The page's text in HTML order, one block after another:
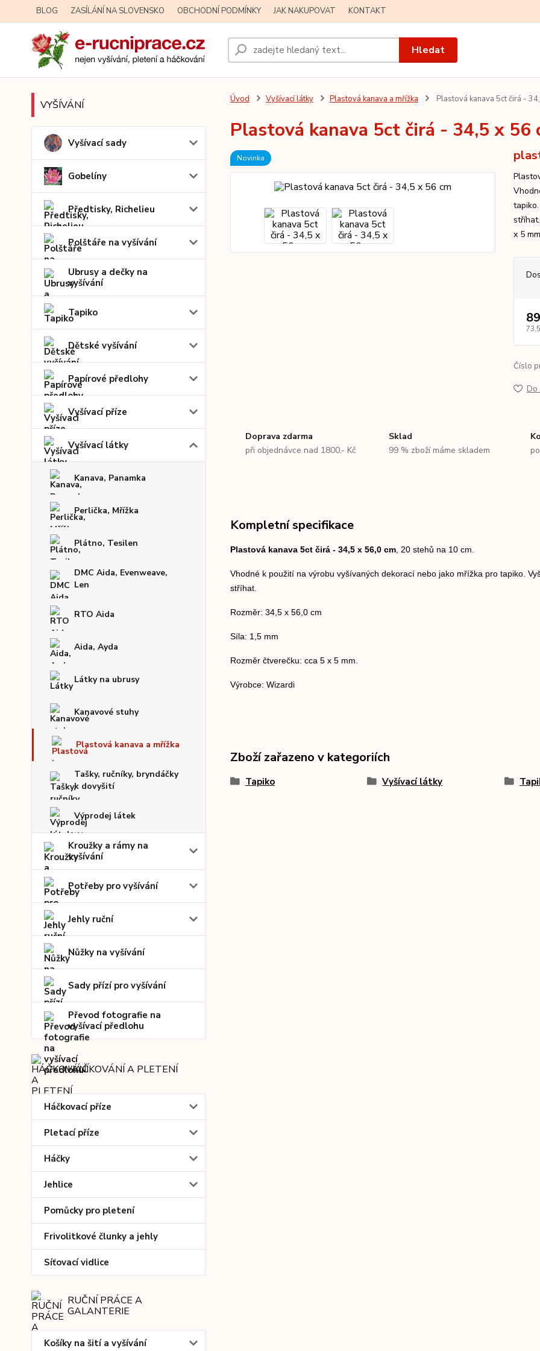
BLOG ZASÍLÁNÍ NA SLOVENSKO OBCHODNÍ PODMÍNKY JAK NAKUPOVAT KONTAKT
Hledat
VYŠÍVÁNÍ
Vyšívací sady
Gobelíny
Předtisky, Richelieu
Polštáře na vyšívání
Ubrusy a dečky na
vyšívání
Tapiko
Dětské vyšívání
Papírové předlohy
Vyšívací příze
Vyšívací látky
Kanava, Panamka
Perlička, Mřížka
Plátno, Tesilen
DMC Aida, Evenweave,
Len
RTO Aida
Aida, Ayda
Látky na ubrusy
Kanavové stuhy
Plastová kanava a mřížka
Tašky, ručníky, bryndáčky
k dovyšití
Výprodej látek
Kroužky a rámy na
vyšívání
Potřeby pro vyšívání
Jehly ruční
Nůžky na vyšívání
Sady přízí pro vyšívání
Převod fotografie na
vyšívací předlohu
HÁČKOVÁNÍ A PLETENÍ
Háčkovací příze
Pletací příze
Háčky
Jehlice
Pomůcky pro pletení
Frivolitkové člunky a jehly
Síťovací vidlice
RUČNÍ PRÁCE A
GALANTERIE
Košíky na šití a vyšívání
Úvod Vyšívací látky Plastová kanava a mřížka Plastová kanava 5ct čirá -
Plastová kanava 5ct čirá - 34,5 x 56
Novinka
x 5
Číslo
Do
Doprava zdarma
při objednávce nad 1800,- Kč
Sklad
99 % zboží máme skladem
Kompletní specifikace
Plastová kanava 5ct čirá - 34,5 x 56,0 cm, 20 stehů na 10 cm.
Vhodné k použití na výrobu vyšívaných dekorací nebo jako mřížka pro tapiko.
stříhat.
Rozměr: 34,5 x 56,0 cm
Síla: 1,5 mm
Rozměr čtverečku: cca 5 x 5 mm.
Výrobce: Wizardi
Zboží zařazeno v kategoriích
Tapiko Vyšívací látky